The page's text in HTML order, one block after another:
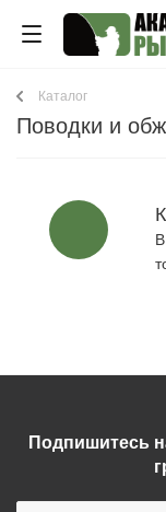
Каталог
Поводки и
Подпишитесь